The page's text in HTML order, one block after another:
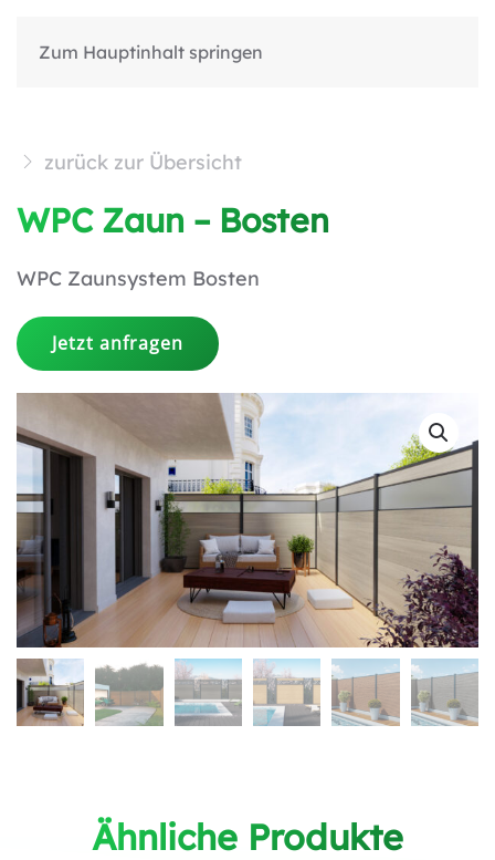
Zum Hauptinhalt springen
zurück zur Übersicht
WPC Zaun – Bosten
WPC Zaunsystem Bosten
Jetzt anfragen
Ähnliche Produkte